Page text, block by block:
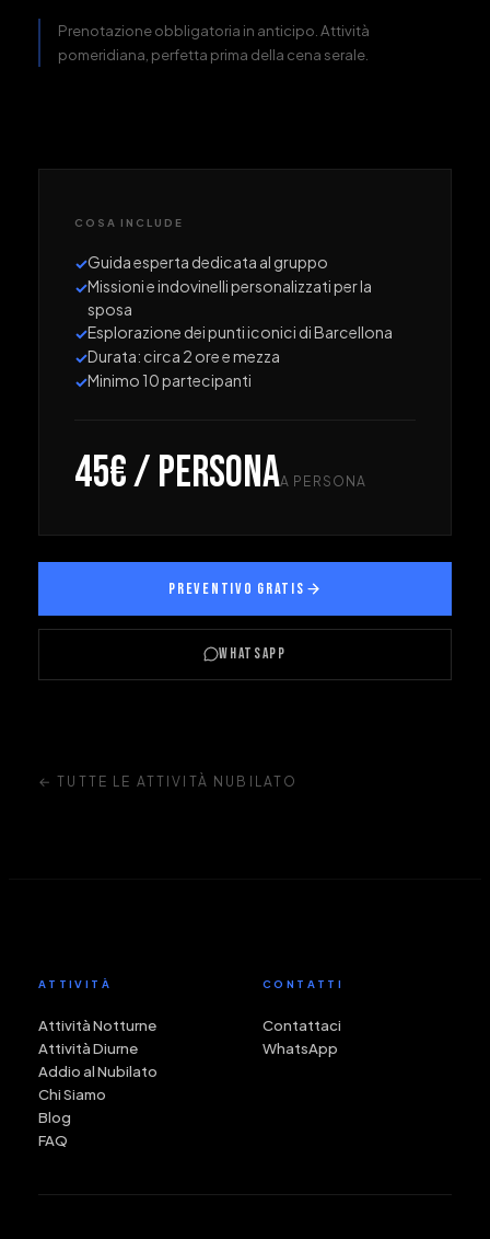
Prenotazione obbligatoria in anticipo. Attività
pomeridiana, perfetta prima della cena serale.
COSA INCLUDE
✓Guida esperta dedicata al gruppo
✓Missioni e indovinelli personalizzati per la
sposa
✓Esplorazione dei punti iconici di Barcellona
✓Durata: circa 2 ore e mezza
✓Minimo 10 partecipanti
45€ / personaA PERSONA
PREVENTIVO GRATIS
WHATSAPP
← TUTTE LE ATTIVITÀ NUBILATO
ATTIVITÀ
Attività Notturne
Attività Diurne
Addio al Nubilato
Chi Siamo
Blog
FAQ
CONTATTI
Contattaci
WhatsApp